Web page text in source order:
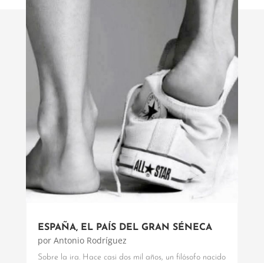
ESPAÑA, EL PAÍS DEL GRAN SÉNECA
por Antonio Rodríguez
Sobre la ira. Hace casi dos mil años, un filósofo nacido